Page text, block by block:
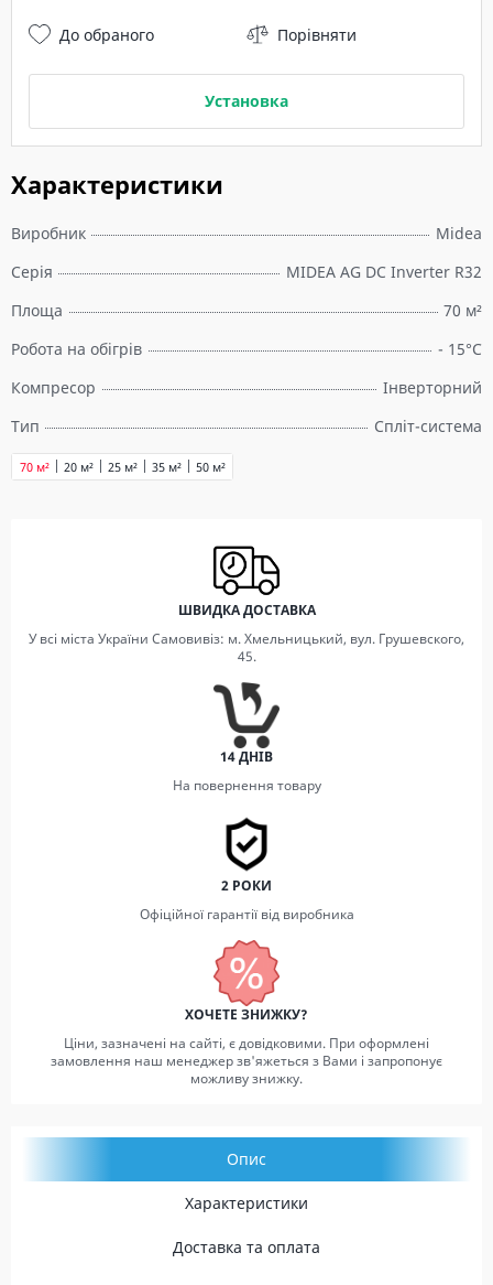
Характеристики
Виробник
Midea
Серія
MIDEA AG DC Inverter R32
Площа
70 м²
Робота на обігрів
- 15°C
Компресор
Інверторний
Тип
Спліт-система
20 м² 25 м² 35 м² 50 м²
70 м²
До обраного Порівняти
Установка
ШВИДКА ДОСТАВКА
У всі міста України Самовивіз: м. Хмельницький, вул. Грушевского,
45.
14 ДНІВ
На повернення товару
2 РОКИ
Офіційної гарантії від виробника
ХОЧЕТЕ ЗНИЖКУ?
Ціни, зазначені на сайті, є довідковими. При оформлені
замовлення наш менеджер зв'яжеться з Вами і запропонує
можливу знижку.
Опис
Характеристики
Доставка та оплата